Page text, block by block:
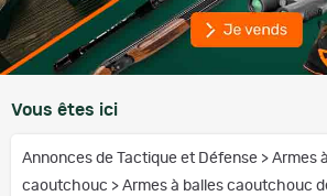
Vous êtes ici
Annonces de Tactique et Défense > Armes
caoutchouc > Armes à balles caoutchouc